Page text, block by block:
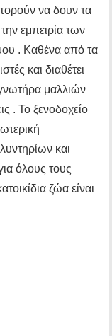
να δουν τα
εμπειρία των
. Καθένα από τα
και διαθέτει
μαλλιών
. Το ξενοδοχείο
και
όλους τους
ζώα είναι